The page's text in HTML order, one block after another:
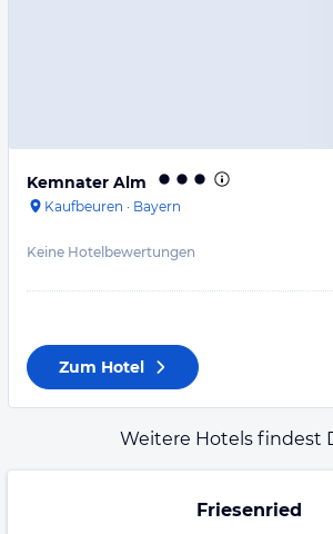
Kemnater Alm
Kaufbeuren · Bayern
Keine Hotelbewertungen
Zum Hotel
Weitere Hotels findest
Friesenried